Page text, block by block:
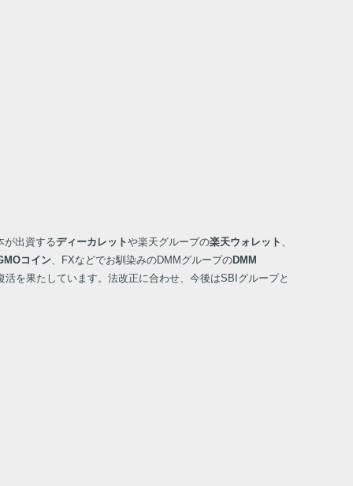
が出資するディーカレットや楽天グループの楽天ウォレット 、
コイン、FXなどでお馴染みのDMMグループのDMM
を果たしています。法改正に合わせ、今後はSBIグループと